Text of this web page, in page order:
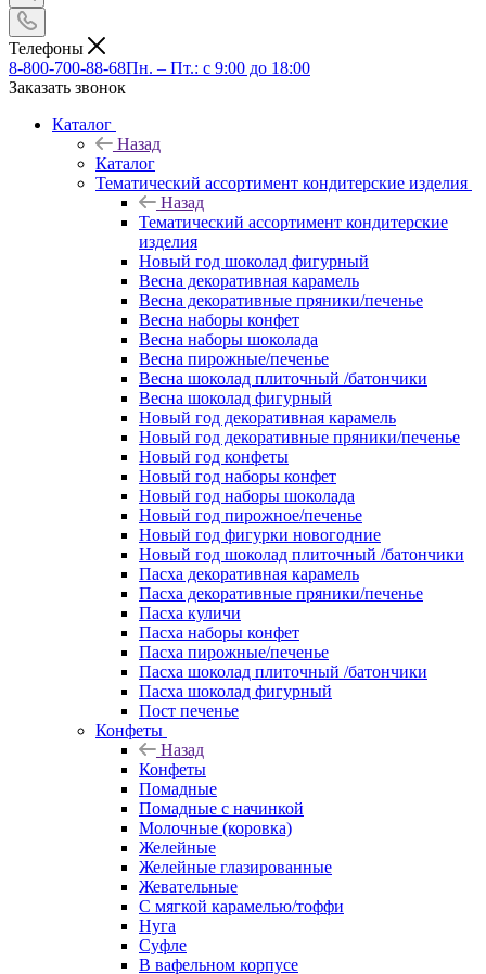
Телефоны
8-800-700-88-68Пн. – Пт.: с 9:00 до 18:00
Заказать звонок
Каталог
Назад
Каталог
Тематический ассортимент кондитерские изделия
Назад
Тематический ассортимент кондитерские
изделия
Новый год шоколад фигурный
Весна декоративная карамель
Весна декоративные пряники/печенье
Весна наборы конфет
Весна наборы шоколада
Весна пирожные/печенье
Весна шоколад плиточный /батончики
Весна шоколад фигурный
Новый год декоративная карамель
Новый год декоративные пряники/печенье
Новый год конфеты
Новый год наборы конфет
Новый год наборы шоколада
Новый год пирожное/печенье
Новый год фигурки новогодние
Новый год шоколад плиточный /батончики
Пасха декоративная карамель
Пасха декоративные пряники/печенье
Пасха куличи
Пасха наборы конфет
Пасха пирожные/печенье
Пасха шоколад плиточный /батончики
Пасха шоколад фигурный
Пост печенье
Конфеты
Назад
Конфеты
Помадные
Помадные с начинкой
Молочные (коровка)
Желейные
Желейные глазированные
Жевательные
С мягкой карамелью/тоффи
Нуга
Суфле
В вафельном корпусе